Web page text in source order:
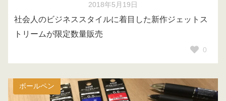
2018年5月19日
社会人のビジネススタイルに着目した新作ジェットス
トリームが限定数量販売
0
ボールペン